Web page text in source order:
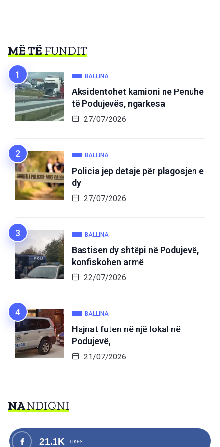
MË TËFUNDIT
BALLINA
Aksidentohet kamioni në Penuhë
të Podujevës, ngarkesa
27/07/2026
BALLINA
Policia jep detaje për plagosjen e
dy
27/07/2026
BALLINA
Bastisen dy shtëpi në Podujevë,
konfiskohen armë
22/07/2026
BALLINA
Hajnat futen në një lokal në
Podujevë,
21/07/2026
NANDIQNI
21.1K LIKES